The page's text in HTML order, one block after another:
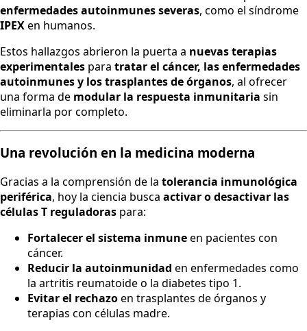
enfermedades autoinmunes severas, como el síndrome
IPEXen humanos.
Estos hallazgos abrieron la puerta a nuevas terapias
experimentales para tratar el cáncer, las enfermedades
autoinmunes y los trasplantes de órganos, al ofrecer
una forma de modular la respuesta inmunitaria sin
eliminarla por completo.
Una revolución en la medicina moderna
Gracias a la comprensión de la tolerancia inmunológica
periférica, hoy la ciencia busca activar o desactivar las
células T reguladoras para:
Fortalecer el sistema inmuneen pacientes con
cáncer.
Reducir la autoinmunidad en enfermedades como
la artritis reumatoide o la diabetes tipo 1.
Evitar el rechazoen trasplantes de órganos y
terapias con células madre.